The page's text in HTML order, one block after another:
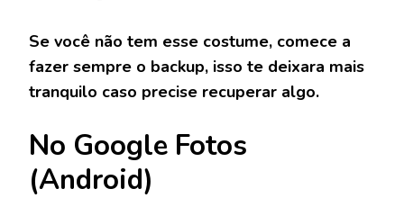
Se você não tem esse costume, comece a
fazer sempre o backup, isso te deixara mais
tranquilo caso precise recuperar algo.
No Google Fotos
(Android)